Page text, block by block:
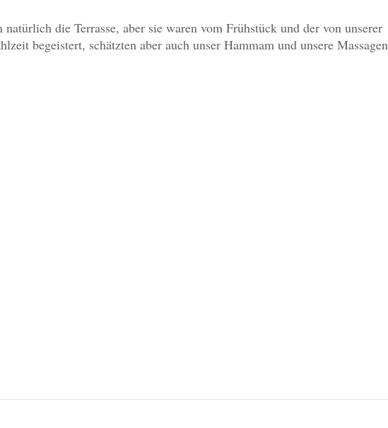
die Terrasse, aber sie waren vom Frühstück und der von unserer
begeistert, schätzten aber auch unser Hammam und unsere Massagen